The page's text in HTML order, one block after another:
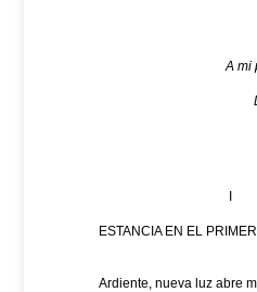
A mi
ESTANCIA EN EL
Ardiente, nueva luz abre